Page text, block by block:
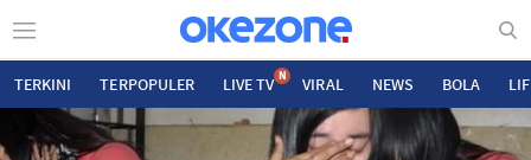
TERKINI TERPOPULER LIVE TV N VIRAL NEWS BOLA